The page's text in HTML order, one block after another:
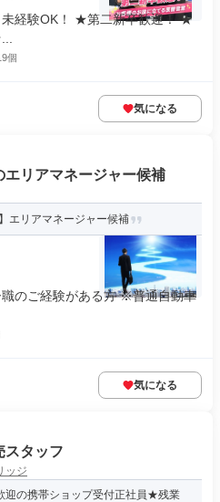
未経験OK！ ★第二新卒歓迎！ ★
個
気になる
リアマネージャー候補
エリアマネージャー候補
のご経験がある方 ※普通自動車
気になる
スタッフ
ッジ
迎の携帯ショップ受付正社員★残業